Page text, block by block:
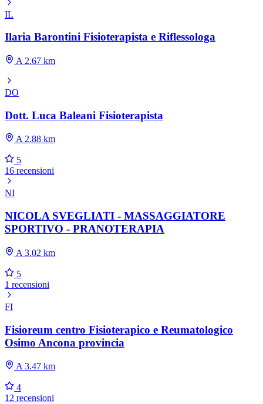
IL
Ilaria Barontini Fisioterapista e Riflessologa
A 2.67 km
DO
Dott. Luca Baleani Fisioterapista
A 2.88 km
5
16 recensioni
NI
NICOLA SVEGLIATI - MASSAGGIATORE
SPORTIVO - PRANOTERAPIA
A 3.02 km
5
1 recensioni
FI
Fisioreum centro Fisioterapico e Reumatologico
Osimo Ancona provincia
A 3.47 km
4
12 recensioni